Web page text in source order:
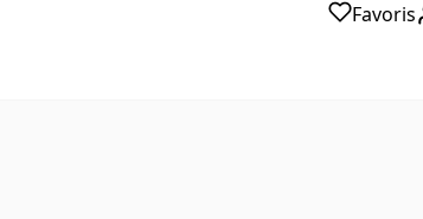
Favoris